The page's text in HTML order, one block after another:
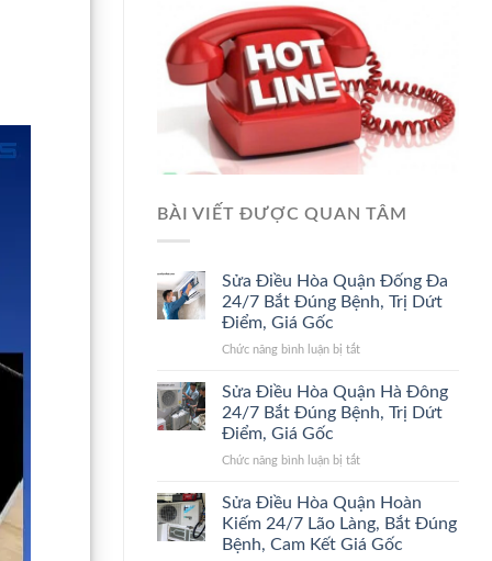
BÀI VIẾT ĐƯỢC QUAN TÂM
Sửa Điều Hòa Quận Đống Đa
24/7 Bắt Đúng Bệnh, Trị Dứt
Điểm, Giá Gốc
Chức năng bình luận bị tắtở
Điều
Hòa
Quận
Đa
Bắt
Đúng
Bệnh,
Sửa Điều Hòa Quận Hà Đông
24/7 Bắt Đúng Bệnh, Trị Dứt
Điểm, Giá Gốc
Chức năng bình luận bị tắtở
Điều
Quận
Hà
Sửa Điều Hòa Quận Hoàn
Kiếm 24/7 Lão Làng, Bắt Đúng
Bệnh, Cam Kết Giá Gốc